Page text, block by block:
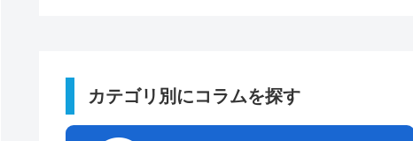
カテゴリ別にコラムを探す